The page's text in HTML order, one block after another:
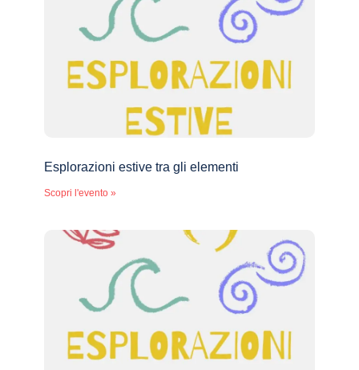
Esplorazioni estive tra gli elementi
Scopri l'evento »